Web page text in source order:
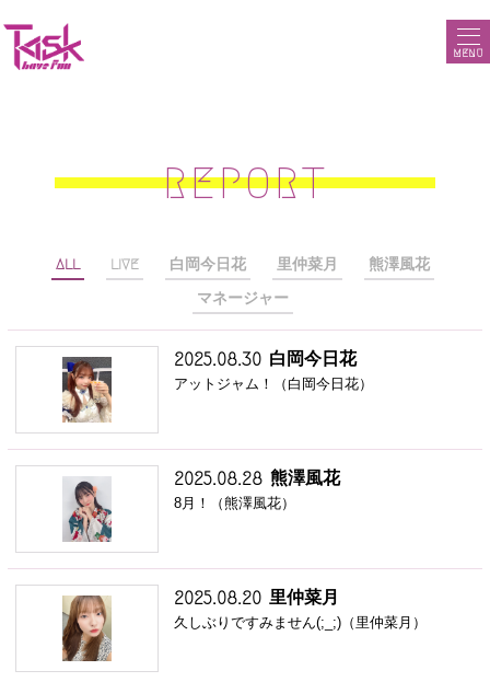
MENU
REPORT
ALL LIVE 白岡今日花 里仲菜月 熊澤風花
マネージャー
2025.08.30 白岡今日花
アットジャム！（白岡今日花）
2025.08.28 熊澤風花
8月！（熊澤風花）
2025.08.20 里仲菜月
久しぶりですみません(;_;)（里仲菜月）